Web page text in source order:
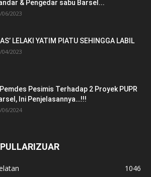
& Pengedar sabu Barsel...
06/2023
LELAKI YATIM PIATU SEHINGGA LABIL
04/2023
Pesimis Terhadap 2 Proyek PUPR
Ini Penjelasannya…!!!
06/2024
1046